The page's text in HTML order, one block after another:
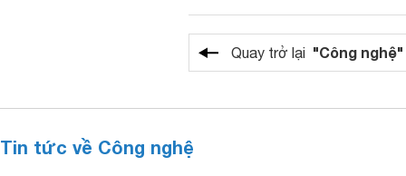
Quay trở lại "Công nghệ"
Tin tức về Công nghệ